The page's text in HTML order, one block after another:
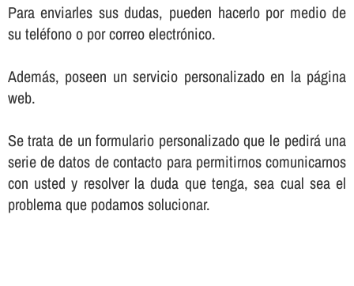
Para enviarles sus dudas, pueden hacerlo por medio de
su teléfono o por correo electrónico.
Además, poseen un servicio personalizado en la página
web.
Se trata de un formulario personalizado que le pedirá una
serie de datos de contacto para permitirnos comunicarnos
con usted y resolver la duda que tenga, sea cual sea el
problema que podamos solucionar.